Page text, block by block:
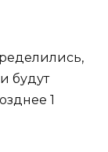
будут
1